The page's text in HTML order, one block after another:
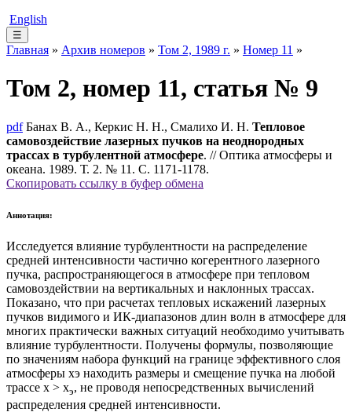
English
☰
Главная » Архив номеров » Том 2, 1989 г. » Номер 11 »
Том 2, номер 11, статья № 9
pdf Банах В. А., Керкис Н. Н., Смалихо И. Н. Тепловое
самовоздействие лазерных пучков на неоднородных
трассах в турбулентной атмосфере. // Оптика атмосферы и
океана. 1989. Т. 2. № 11. С. 1171-1178.
Скопировать ссылку в буфер обмена
Аннотация:
Исследуется влияние турбулентности на распределение
средней интенсивности частично когерентного лазерного
пучка, распространяющегося в атмосфере при тепловом
самовоздействии на вертикальных и наклонных трассах.
Показано, что при расчетах тепловых искажений лазерных
пучков видимого и ИК-диапазонов длин волн в атмосфере для
многих практически важных ситуаций необходимо учитывать
влияние турбулентности. Получены формулы, позволяющие
по значениям набора функций на границе эффективного слоя
атмосферы хэ находить размеры и смещение пучка на любой
трассе х > хэ, не проводя непосредственных вычислений
распределения средней интенсивности.